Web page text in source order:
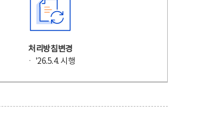
처리방침변경
ㆍ '26.5.4. 시행